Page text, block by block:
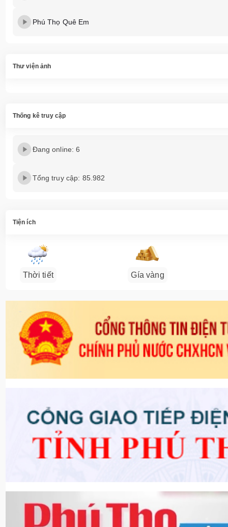
Phú Thọ Quê Em
Thư viện ảnh
Thống kê truy cập
Đang online: 6
Tổng truy cập: 85.982
Tiện ích
Thời tiết Gía vàng